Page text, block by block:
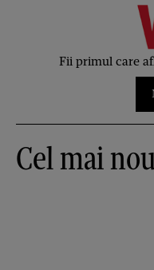
Fii primul care
Cel mai